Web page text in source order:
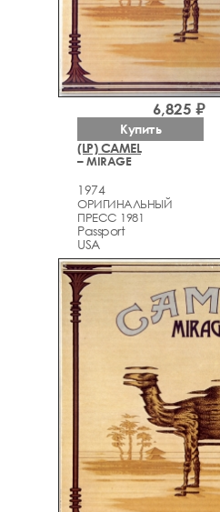
(LP) CAMEL
– MIRAGE
1974
ОРИГИНАЛЬНЫЙ
ПРЕСС 1981
Passport
USA
6,825 ₽
Купить